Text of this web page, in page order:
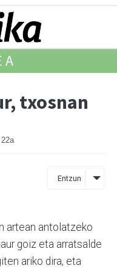
txosnan
Entzun
artean antolatzeko
goiz eta arratsalde
ariko dira, eta